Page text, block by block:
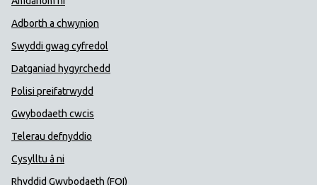
Adborth a chwynion
Swyddi gwag cyfredol
Datganiad hygyrchedd
Polisi preifatrwydd
Gwybodaeth cwcis
Telerau defnyddio
Cysylltu â ni
Rhyddid Gwybodaeth (FOI)